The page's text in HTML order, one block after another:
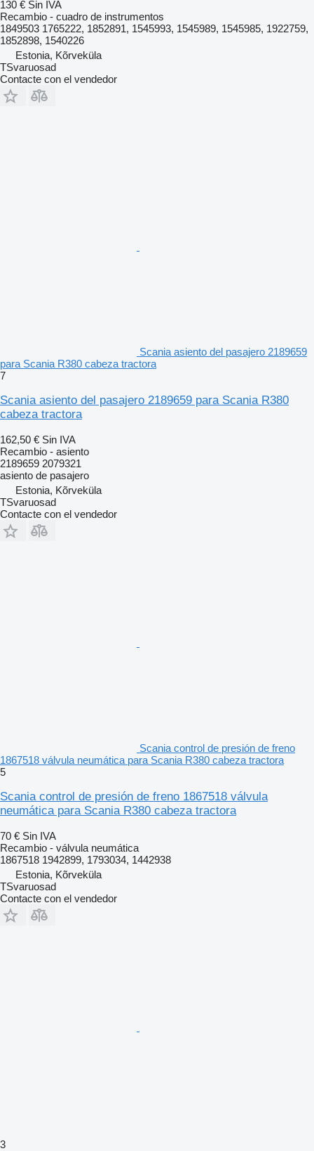
130 € Sin IVA
Recambio - cuadro de instrumentos
1849503 1765222, 1852891, 1545993, 1545989, 1545985, 1922759,
1852898, 1540226
Estonia, Kõrveküla
TSvaruosad
Contacte con el vendedor
Scania asiento del pasajero 2189659
para Scania R380 cabeza tractora
7
Scania asiento del pasajero 2189659 para Scania R380
cabeza tractora
162,50 € Sin IVA
Recambio - asiento
2189659 2079321
asiento de pasajero
Estonia, Kõrveküla
TSvaruosad
Contacte con el vendedor
Scania control de presión de freno
1867518 válvula neumática para Scania R380 cabeza tractora
5
Scania control de presión de freno 1867518 válvula
neumática para Scania R380 cabeza tractora
70 € Sin IVA
Recambio - válvula neumática
1867518 1942899, 1793034, 1442938
Estonia, Kõrveküla
TSvaruosad
Contacte con el vendedor
3